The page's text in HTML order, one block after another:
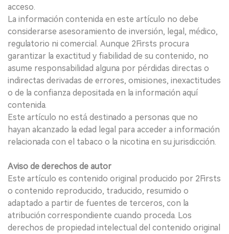
acceso.
La información contenida en este artículo no debe
considerarse asesoramiento de inversión, legal, médico,
regulatorio ni comercial. Aunque 2Firsts procura
garantizar la exactitud y fiabilidad de su contenido, no
asume responsabilidad alguna por pérdidas directas o
indirectas derivadas de errores, omisiones, inexactitudes
o de la confianza depositada en la información aquí
contenida.
Este artículo no está destinado a personas que no
hayan alcanzado la edad legal para acceder a información
relacionada con el tabaco o la nicotina en su jurisdicción.
Aviso de derechos de autor
Este artículo es contenido original producido por 2Firsts
o contenido reproducido, traducido, resumido o
adaptado a partir de fuentes de terceros, con la
atribución correspondiente cuando proceda. Los
derechos de propiedad intelectual del contenido original